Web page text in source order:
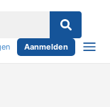
Aanmelden